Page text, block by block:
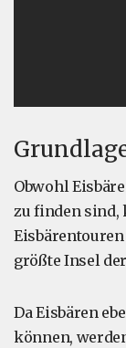
Obwohl
zu finden sind,
größte Insel
Da Eisbären
können,